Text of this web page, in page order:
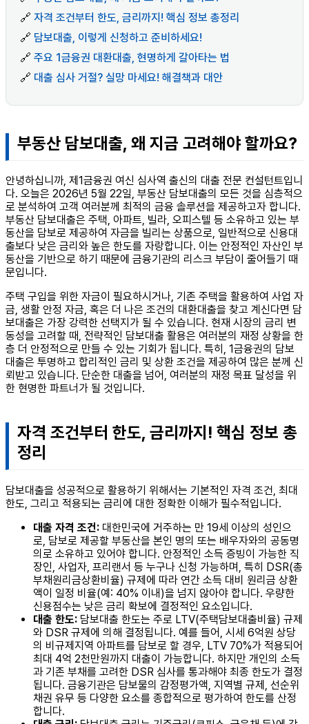
🔗 자격 조건부터 한도, 금리까지! 핵심 정보 총정리
🔗 담보대출, 이렇게 신청하고 준비하세요!
🔗 주요 1금융권 대환대출, 현명하게 갈아타는 법
🔗 대출 심사 거절? 실망 마세요! 해결책과 대안
부동산 담보대출, 왜 지금 고려해야 할까요?
안녕하십니까, 제1금융권 여신 심사역 출신의 대출 전문 컨설턴트입니
다. 오늘은 2026년 5월 22일, 부동산 담보대출의 모든 것을 심층적으
로 분석하여 고객 여러분께 최적의 금융 솔루션을 제공하고자 합니다.
부동산 담보대출은 주택, 아파트, 빌라, 오피스텔 등 소유하고 있는 부
동산을 담보로 제공하여 자금을 빌리는 상품으로, 일반적으로 신용대
출보다 낮은 금리와 높은 한도를 자랑합니다. 이는 안정적인 자산인 부
동산을 기반으로 하기 때문에 금융기관의 리스크 부담이 줄어들기 때
문입니다.
주택 구입을 위한 자금이 필요하시거나, 기존 주택을 활용하여 사업 자
금, 생활 안정 자금, 혹은 더 나은 조건의 대환대출을 찾고 계신다면 담
보대출은 가장 강력한 선택지가 될 수 있습니다. 현재 시장의 금리 변
동성을 고려할 때, 전략적인 담보대출 활용은 여러분의 재정 상황을 한
층 더 안정적으로 만들 수 있는 기회가 됩니다. 특히, 1금융권의 담보
대출은 투명하고 합리적인 금리 및 상환 조건을 제공하여 많은 분께 신
뢰받고 있습니다. 단순한 대출을 넘어, 여러분의 재정 목표 달성을 위
한 현명한 파트너가 될 것입니다.
자격 조건부터 한도, 금리까지! 핵심 정보 총
정리
담보대출을 성공적으로 활용하기 위해서는 기본적인 자격 조건, 최대
한도, 그리고 적용되는 금리에 대한 정확한 이해가 필수적입니다.
대출 자격 조건: 대한민국에 거주하는 만 19세 이상의 성인으
로, 담보로 제공할 부동산을 본인 명의 또는 배우자와의 공동명
의로 소유하고 있어야 합니다. 안정적인 소득 증빙이 가능한 직
장인, 사업자, 프리랜서 등 누구나 신청 가능하며, 특히 DSR(총
부채원리금상환비율) 규제에 따라 연간 소득 대비 원리금 상환
액이 일정 비율(예: 40% 이내)을 넘지 않아야 합니다. 우량한
신용점수는 낮은 금리 확보에 결정적인 요소입니다.
대출 한도: 담보대출 한도는 주로 LTV(주택담보대출비율) 규제
와 DSR 규제에 의해 결정됩니다. 예를 들어, 시세 6억원 상당
의 비규제지역 아파트를 담보로 할 경우, LTV 70%가 적용되어
최대 4억 2천만원까지 대출이 가능합니다. 하지만 개인의 소득
과 기존 부채를 고려한 DSR 심사를 통과해야 최종 한도가 결정
됩니다. 금융기관은 담보물의 감정평가액, 지역별 규제, 선순위
채권 유무 등 다양한 요소를 종합적으로 평가하여 한도를 산정
합니다.